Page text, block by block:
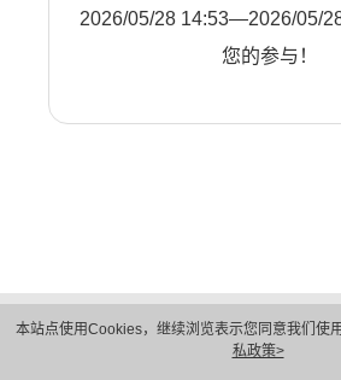
本站点使用Cookies，继续浏览表示您同意我们使
私政策>
2026/05/28 14:53—2026/05/
您的参与！
隐私保护
法律声明